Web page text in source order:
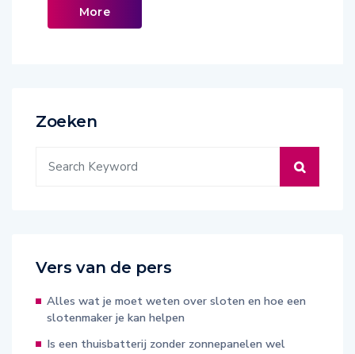
More
Zoeken
Vers van de pers
Alles wat je moet weten over sloten en hoe een
slotenmaker je kan helpen
Is een thuisbatterij zonder zonnepanelen wel